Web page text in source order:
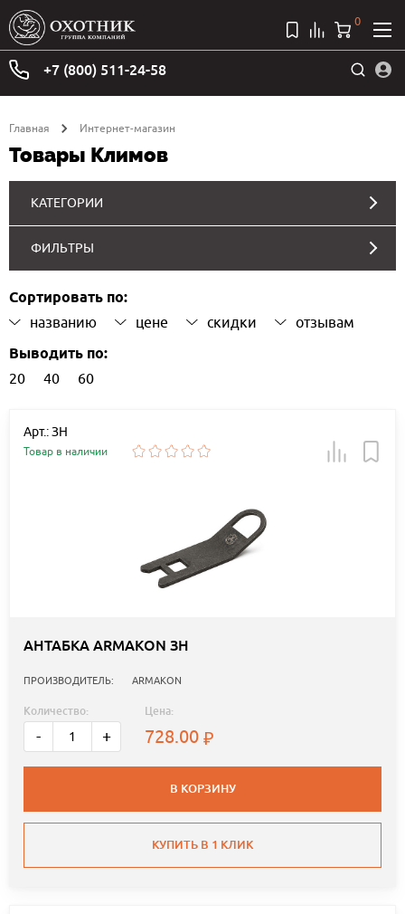
+7 (800) 511-24-58
0
Главная Интернет-магазин
Товары Климов
КАТЕГОРИИ
ФИЛЬТРЫ
Сортировать по:
названию цене скидки отзывам
Выводить по:
20 40 60
Арт.: ЗН
Товар в наличии
АНТАБКА ARMAKON ЗН
ПРОИЗВОДИТЕЛЬ: ARMAKON
Количество:
- +
Цена:
728.00
В КОРЗИНУ
КУПИТЬ В 1 КЛИК